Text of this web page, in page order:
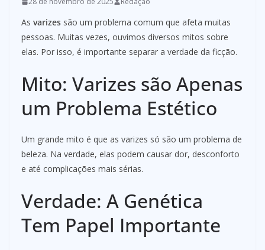
As varizes são um problema comum que afeta muitas
pessoas. Muitas vezes, ouvimos diversos mitos sobre
elas. Por isso, é importante separar a verdade da ficção.
Mito: Varizes são Apenas
um Problema Estético
Um grande mito é que as varizes só são um problema de
beleza. Na verdade, elas podem causar dor, desconforto
e até complicações mais sérias.
Verdade: A Genética
Tem Papel Importante